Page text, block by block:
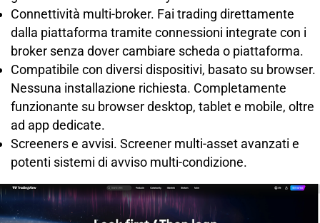
Connettività multi-broker. Fai trading direttamente
dalla piattaforma tramite connessioni integrate con i
broker senza dover cambiare scheda o piattaforma.
Compatibile con diversi dispositivi, basato su browser.
Nessuna installazione richiesta. Completamente
funzionante su browser desktop, tablet e mobile, oltre
ad app dedicate.
Screeners e avvisi. Screener multi-asset avanzati e
potenti sistemi di avviso multi-condizione.